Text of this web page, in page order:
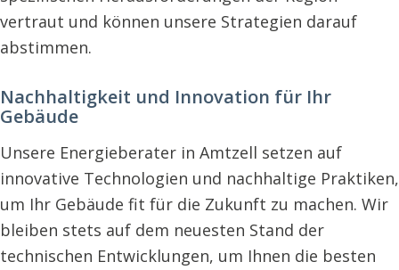
vertraut und können unsere Strategien darauf
abstimmen.
Nachhaltigkeit und Innovation für Ihr
Gebäude
Unsere Energieberater in Amtzell setzen auf
innovative Technologien und nachhaltige Praktiken,
um Ihr Gebäude fit für die Zukunft zu machen. Wir
bleiben stets auf dem neuesten Stand der
technischen Entwicklungen, um Ihnen die besten